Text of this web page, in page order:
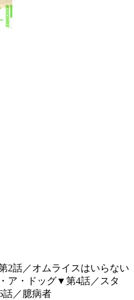
話／オムライスはいらない
ア・ドッグ▼第4話／スタ
／臆病者